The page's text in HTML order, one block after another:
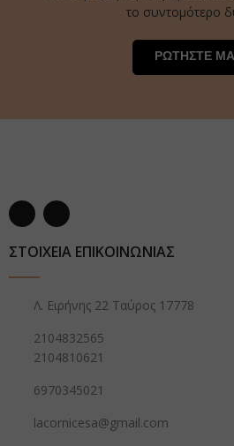
το συντομότερο
ΡΩΤΗΣΤΕ
ΣΤΟΙΧΕΙΑ ΕΠΙΚΟΙΝΩΝΙΑΣ
Λ. Ειρήνης 22 Ταύρος 17778
2104832565
2104810621
6970345021
lacornicesa@gmail.com